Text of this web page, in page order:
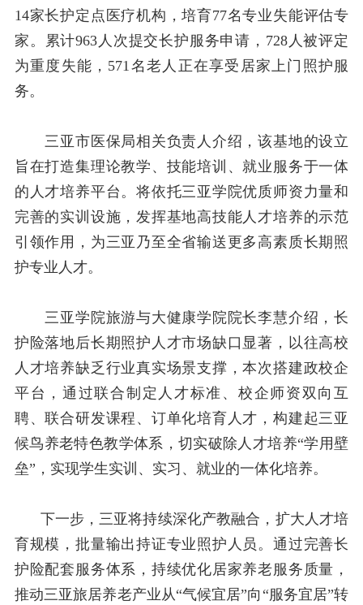
14家长护定点医疗机构，培育77名专业失能评估专
家。累计963 人次提交长护服务申请， 728人被评定
为重度失能， 571名老人正在享受居家上门照护服
务。
三亚市医保局相关负责人介绍，该基地的设立
旨在打造集理论教学、技能培训、就业服务于一体
的人才培养平台。将依托三亚学院优质师资力量和
完善的实训设施，发挥基地高技能人才培养的示范
引领作用，为三亚乃至全省输送更多高素质长期照
护专业人才。
三亚学院旅游与大健康学院院长李慧介绍，长
护险落地后长期照护人才市场缺口显著，以往高校
人才培养缺乏行业真实场景支撑，本次搭建政校企
平台，通过联合制定人才标准、校企师资双向互
聘、联合研发课程、订单化培育人才，构建起三亚
候鸟养老特色教学体系，切实破除人才培养“学用壁
垒”，实现学生实训、实习、就业的一体化培养。
下一步，三亚将持续深化产教融合，扩大人才培
育规模，批量输出持证专业照护人员。通过完善长
护险配套服务体系，持续优化居家养老服务质量，
推动三亚旅居养老产业从“气候宜居”向“服务宜居”转